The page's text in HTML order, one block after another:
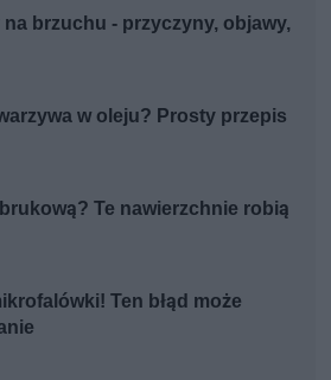
brzuchu - przyczyny, objawy,
w oleju? Prosty przepis
Te nawierzchnie robią
Ten błąd może